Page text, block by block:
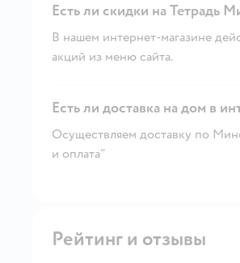
Есть ли скидки на Тетрадь
В нашем интернет-магазине
акций из меню сайта.
Есть ли доставка на дом в
Осуществляем доставку по
и оплата"
Рейтинг и отзывы